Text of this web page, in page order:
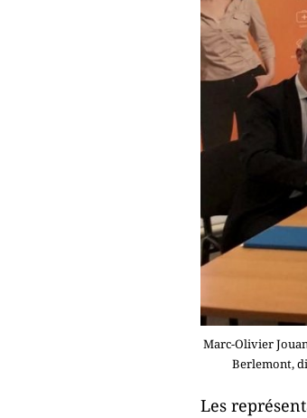
Marc-Olivier
Berlemont,
Les